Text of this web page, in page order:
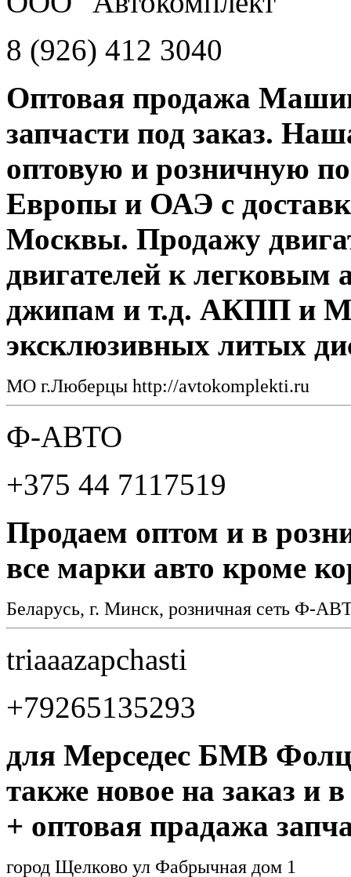
8 (926) 412 3040
Оптовая продажа
запчасти под заказ.
оптовую и розничную
Европы и ОАЭ с
Москвы. Продажу
двигателей к легковым
джипам и т.д. АКПП и
эксклюзивных литых
МО г.Люберцы http://avtokomplekti.ru
Ф-АВТО
+375 44 7117519
Продаем оптом и в
все марки авто кроме
Беларусь, г. Минск, розничная сеть Ф-
triaaazapchasti
+79265135293
для Мерседес БМВ
также новое на заказ и
+ оптовая прадажа
город Щелково ул Фабрычная дом 1